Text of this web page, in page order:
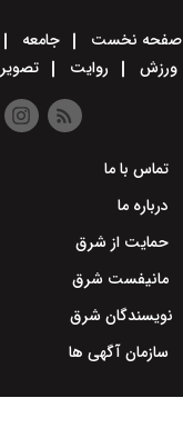
صفحه نخست جامعه
ورزش
روایت تصویر
تماس با ما
درباره ما
حمایت از شرق
مانیفست شرق
نویسندگان شرق
سازمان آگهی ها